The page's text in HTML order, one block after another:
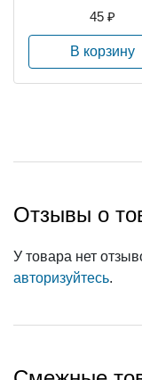
45 ₽
В корзину
Отзывы о
У товара нет
авторизуйтесь.